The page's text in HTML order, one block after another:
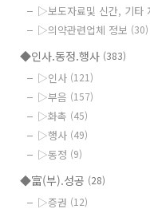
▷보도자료및 신간, 기타
▷의약관련업체 정보 (30)
◆인사.동정.행사 (383)
▷인사 (121)
▷부음 (157)
▷화촉 (45)
▷행사 (49)
▷동정 (9)
◆富(부).성공 (28)
▷증권 (12)